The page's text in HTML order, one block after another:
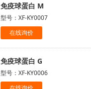
免疫球蛋白 M
型号：XF-KY0007
在线询价
免疫球蛋白 G
型号：XF-KY0006